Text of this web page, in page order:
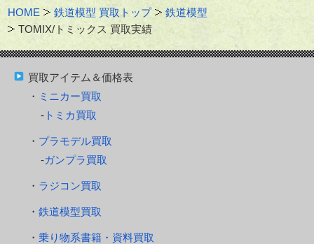
HOME 鉄道模型 買取トップ
鉄道模型
TOMIX/トミックス 買取実績
買取アイテム＆価格表
ミニカー買取
トミカ買取
プラモデル買取
ガンプラ買取
ラジコン買取
鉄道模型買取
乗り物系書籍・資料買取